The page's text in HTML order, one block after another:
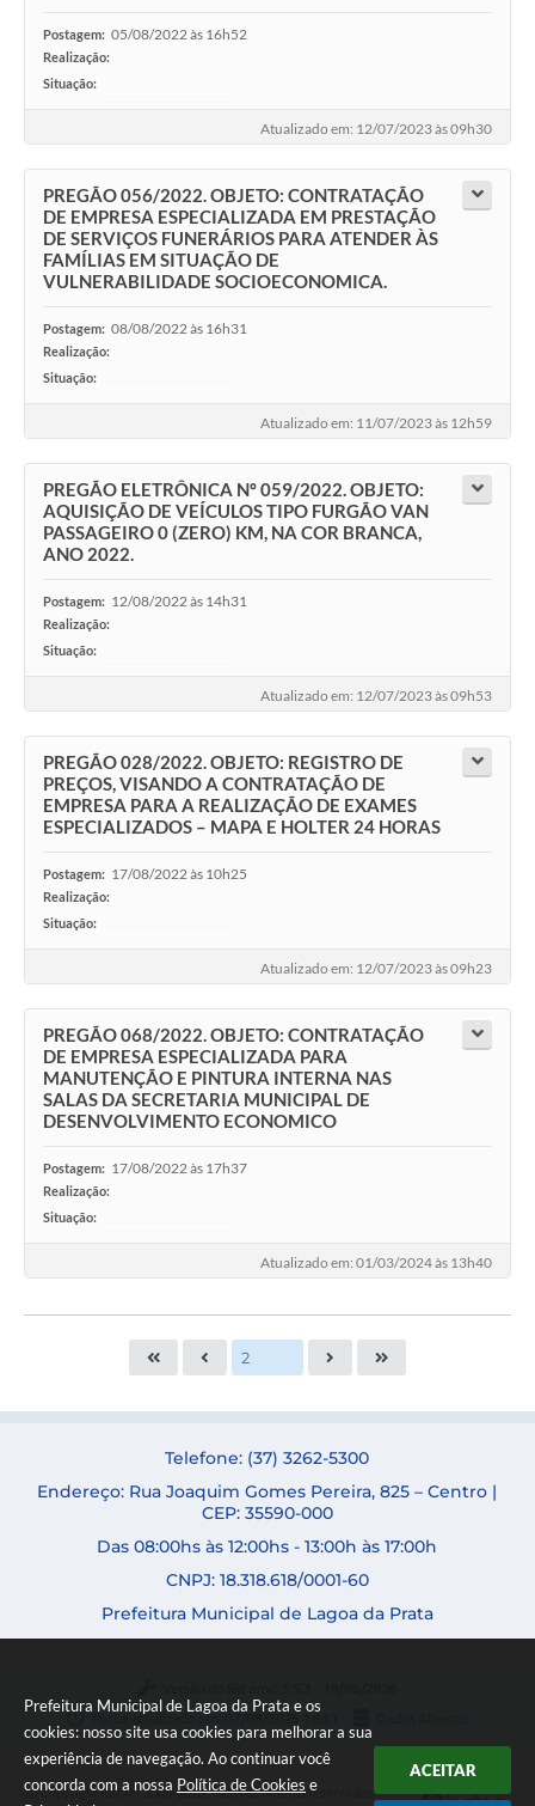
Prefeitura Municipal de Lagoa da Prata e os
cookies: nosso site usa cookies para melhorar a sua
experiência de navegação. Ao continuar você
concorda com a nossa Política de Cookies e
ACEITAR
Postagem: 05/08/2022 às 16h52
Realização:
Situação:
Atualizado em: 12/07/2023 às 09h30
PREGÃO 056/2022. OBJETO: CONTRATAÇÃO
DE EMPRESA ESPECIALIZADA EM PRESTAÇÃO
DE SERVIÇOS FUNERÁRIOS PARA ATENDER ÀS
FAMÍLIAS EM SITUAÇÃO DE
VULNERABILIDADE SOCIOECONOMICA.
Postagem: 08/08/2022 às 16h31
Realização:
Situação:
Atualizado em: 11/07/2023 às 12h59
PREGÃO ELETRÔNICA Nº 059/2022. OBJETO:
AQUISIÇÃO DE VEÍCULOS TIPO FURGÃO VAN
PASSAGEIRO 0 (ZERO) KM, NA COR BRANCA,
ANO 2022.
Postagem: 12/08/2022 às 14h31
Realização:
Situação:
Atualizado em: 12/07/2023 às 09h53
PREGÃO 028/2022. OBJETO: REGISTRO DE
PREÇOS, VISANDO A CONTRATAÇÃO DE
EMPRESA PARA A REALIZAÇÃO DE EXAMES
ESPECIALIZADOS – MAPA E HOLTER 24 HORAS
Postagem: 17/08/2022 às 10h25
Realização:
Situação:
Atualizado em: 12/07/2023 às 09h23
PREGÃO 068/2022. OBJETO: CONTRATAÇÃO
DE EMPRESA ESPECIALIZADA PARA
MANUTENÇÃO E PINTURA INTERNA NAS
SALAS DA SECRETARIA MUNICIPAL DE
DESENVOLVIMENTO ECONOMICO
Postagem: 17/08/2022 às 17h37
Realização:
Situação:
Atualizado em: 01/03/2024 às 13h40
Telefone: (37) 3262-5300
Endereço: Rua Joaquim Gomes Pereira, 825 – Centro |
CEP: 35590-000
Das 08:00hs às 12:00hs - 13:00h às 17:00h
CNPJ: 18.318.618/0001-60
Prefeitura Municipal de Lagoa da Prata
Portal atualizado em:
Copyright Instar - 2006-2026. Todos os direitos reservados -